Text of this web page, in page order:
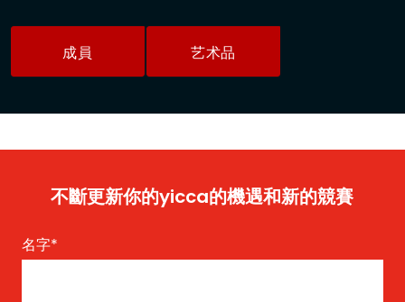
成員 艺术品
不斷更新你的yicca的機遇和新的競賽
名字*